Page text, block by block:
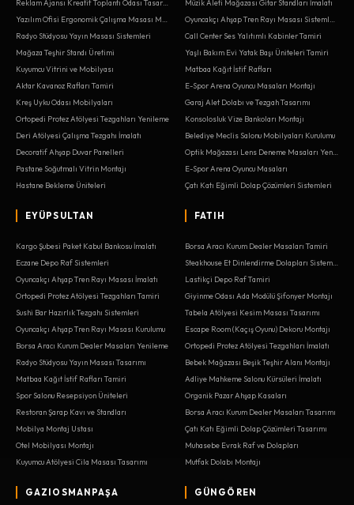
Radyo Stüdyosu Yayın Masası Sistemleri
Mağaza Teşhir Standı Üretimi
Kuyumcu Vitrini ve Mobilyası
Aktar Kavanoz Rafları Tamiri
Kreş Uyku Odası Mobilyaları
Ortopedi Protez Atölyesi Tezgahları Yenileme
Deri Atölyesi Çalışma Tezgahı İmalatı
Decoratif Ahşap Duvar Panelleri
Pastane Soğutmalı Vitrin Montajı
Hastane Bekleme Üniteleri
Müzik Aleti Mağazası Gitar Standları İmalatı
Call Center Ses Yalıtımlı Kabinler Tamiri
Yaşlı Bakım Evi Yatak Başı Üniteleri Tamiri
Matbaa Kağıt İstif Rafları
E-Spor Arena Oyuncu Masaları Montajı
Garaj Alet Dolabı ve Tezgah Tasarımı
Konsolosluk Vize Bankoları Montajı
Belediye Meclis Salonu Mobilyaları Kurulumu
E-Spor Arena Oyuncu Masaları
Çatı Katı Eğimli Dolap Çözümleri Sistemleri
EYÜPSULTAN
Kargo Şubesi Paket Kabul Bankosu İmalatı
Eczane Depo Raf Sistemleri
Oyuncakçı Ahşap Tren Rayı Masası İmalatı
Ortopedi Protez Atölyesi Tezgahları Tamiri
Sushi Bar Hazırlık Tezgahı Sistemleri
Oyuncakçı Ahşap Tren Rayı Masası Kurulumu
Borsa Aracı Kurum Dealer Masaları Yenileme
Radyo Stüdyosu Yayın Masası Tasarımı
Matbaa Kağıt İstif Rafları Tamiri
Spor Salonu Resepsiyon Üniteleri
Restoran Şarap Kavı ve Standları
Mobilya Montaj Ustası
Otel Mobilyası Montajı
Kuyumcu Atölyesi Cila Masası Tasarımı
FATIH
Borsa Aracı Kurum Dealer Masaları Tamiri
Lastikçi Depo Raf Tamiri
Giyinme Odası Ada Modülü Şifonyer Montajı
Tabela Atölyesi Kesim Masası Tasarımı
Escape Room (Kaçış Oyunu) Dekoru Montajı
Ortopedi Protez Atölyesi Tezgahları İmalatı
Bebek Mağazası Beşik Teşhir Alanı Montajı
Adliye Mahkeme Salonu Kürsüleri İmalatı
Organik Pazar Ahşap Kasaları
Borsa Aracı Kurum Dealer Masaları Tasarımı
Çatı Katı Eğimli Dolap Çözümleri Tasarımı
Muhasebe Evrak Raf ve Dolapları
Mutfak Dolabı Montajı
GAZIOSMANPAŞA GÜNGÖREN